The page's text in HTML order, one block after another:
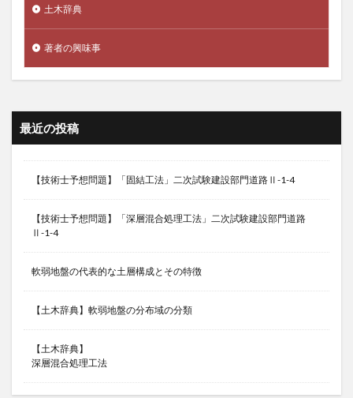
土木辞典
著者の興味事
最近の投稿
【技術士予想問題】「固結工法」二次試験建設部門道路Ⅱ-1-4
【技術士予想問題】「深層混合処理工法」二次試験建設部門道路
Ⅱ-1-4
軟弱地盤の代表的な土層構成とその特徴
【土木辞典】軟弱地盤の分布域の分類
【土木辞典】
深層混合処理工法